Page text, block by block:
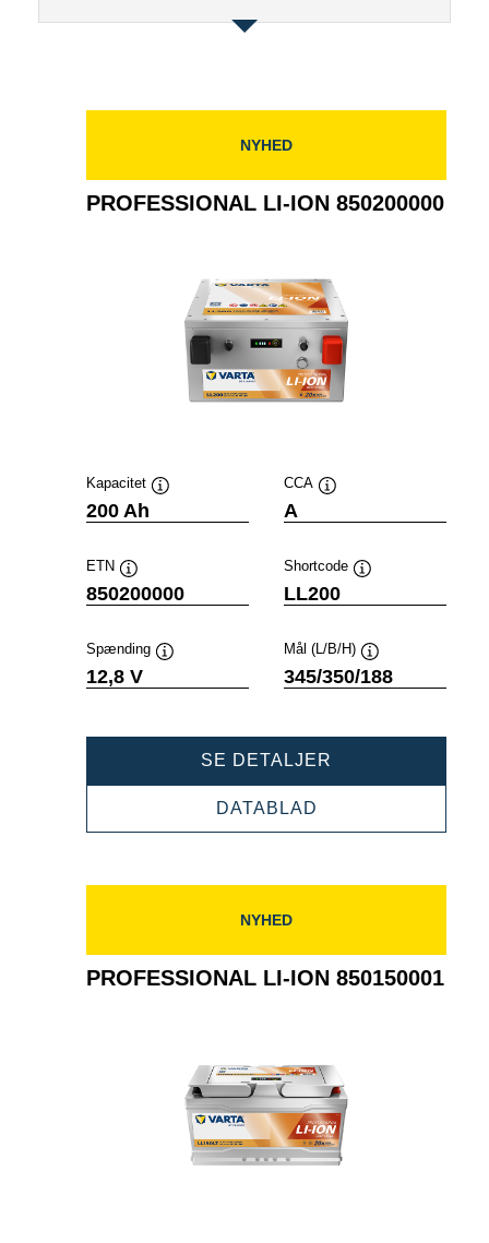
NYHED
PROFESSIONAL LI-ION 850200000
Kapacitet
200 Ah
CCA
A
ETN
Værktøjstip
850200000
Shortcode
LL200
Spænding
12,8 V
Mål (L/B/H)
Værktøjstip
345/350/188
SE DETALJER
DATABLAD
NYHED
PROFESSIONAL LI-ION 850150001